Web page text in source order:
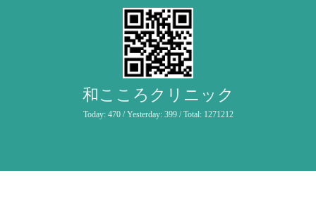
和こころクリニック
Today: 470/ Yesterday: 399/ Total: 1271212